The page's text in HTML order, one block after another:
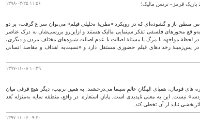
۱۳۹۸-۰۳-۲۵ ۱۱:۵۶ قرمز» ترنس مالیک؛
منطق باز و گشوده‌ای که در رویکرد «نظریۀ تحلیلی فیلم» می‌توان سراغ گرفت، بر دو
به‌واقع محورهای فلسفی تفکر سینمایی مالیک هستند و ازاین‌رو بررسی‌شان به درک عناصر
لحظۀ مواجهه با مرگ یا مسئلۀ اصالت یا عدم اصالت شیوه‌های مختلف مردن و دیگری،
در پس‌زمینۀ رخدادهای فیلم حضوری مستقل دارد و «نسبت‌به اهداف و مقاصد انسانی
۱۳۹۷-۱۱-۰۸ ۱۰:۳۹
فوتبال، همپای الهگانِ عالمِ سینما می‌‏درخشند. به همین‏ ترتیب، دیگر هیچ فرقی میان
نیست. این به معنی ناپدیدی است. پایانِ استعاره. در واقع، منطقه‏ سایه به‌منزله‏ بُعد
نباید از آن تخطی کند.
۱۳۹۷-۱۱-۰۶ ۰۹:۴۰